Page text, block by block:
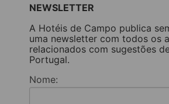
NEWSLETTER
A Hotéis de Campo publica
uma newsletter com todos os
relacionados com sugestões
Portugal.
Nome: